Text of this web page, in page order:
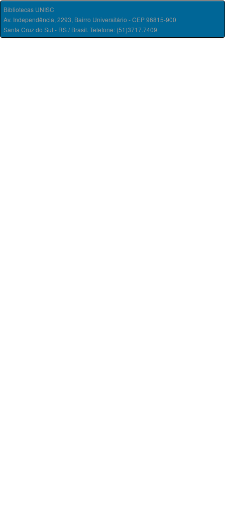
Bibliotecas UNISC
Av. Independência, 2293, Bairro Universitário - CEP 96815-900
Santa Cruz do Sul - RS / Brasil. Telefone: (51)3717.7409